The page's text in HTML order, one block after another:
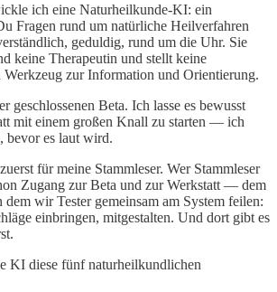
ich eine Naturheilkunde-KI: ein
Fragen rund um natürliche Heilverfahren
geduldig, rund um die Uhr. Sie
keine Therapeutin und stellt keine
Werkzeug zur Information und Orientierung.
geschlossenen Beta. Ich lasse es bewusst
mit einem großen Knall zu starten — ich
bevor es laut wird.
für meine Stammleser. Wer Stammleser
Zugang zur Beta und zur Werkstatt — dem
dem wir Tester gemeinsam am System feilen:
einbringen, mitgestalten. Und dort gibt es
KI diese fünf naturheilkundlichen